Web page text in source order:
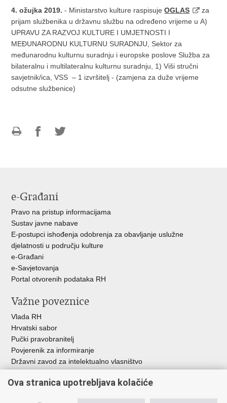
4. ožujka 2019. - Ministarstvo kulture raspisujeOGLAS
za
prijam službenika u državnu službu na određeno vrijeme u A)
UPRAVU ZA RAZVOJ KULTURE I UMJETNOSTI I
MEĐUNARODNU KULTURNU SURADNJU, Sektor za
međunarodnu kulturnu suradnju i europske poslove Služba za
bilateralnu i multilateralnu kulturnu suradnju, 1) Viši stručni
savjetnik/ica, VSS – 1 izvršitelj - (zamjena za duže vrijeme
odsutne službenice)
e-Građani
Pravo na pristup informacijama
Sustav javne nabave
E-postupci ishođenja odobrenja za obavljanje uslužne
djelatnosti u području kulture
e-Građani
e-Savjetovanja
Portal otvorenih podataka RH
Važne poveznice
Vlada RH
Hrvatski sabor
Pučki pravobranitelj
Povjerenik za informiranje
Državni zavod za intelektualno vlasništvo
HAKOM
Ova stranica upotrebljava kolačiće